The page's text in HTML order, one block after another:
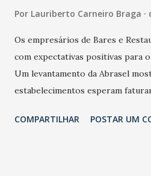
Por Lauriberto Carneiro Braga
Os empresários de Bares e
com expectativas positivas para
Um levantamento da Abrasel
estabelecimentos esperam
relação ao último trimestre deste
COMPARTILHAR POSTAR UM